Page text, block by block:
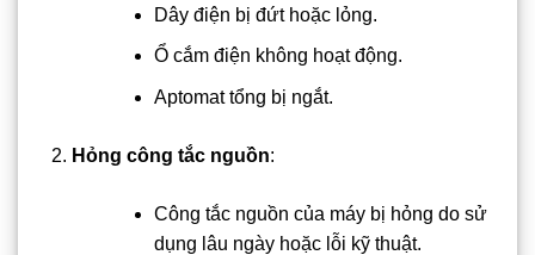
Dây điện bị đứt hoặc lỏng.
Ổ cắm điện không hoạt động.
Aptomat tổng bị ngắt.
Hỏng công tắc nguồn:
Công tắc nguồn của máy bị hỏng do sử
dụng lâu ngày hoặc lỗi kỹ thuật.